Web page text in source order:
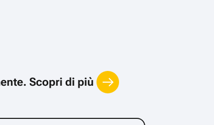
Scopri di più